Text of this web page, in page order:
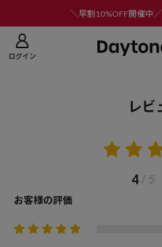
＼早割10%OFF開催中
ログイン
レビ
4 / 5
お客様の評価